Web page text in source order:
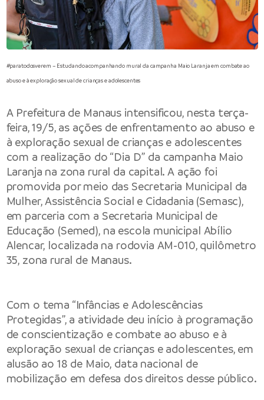
#paratodosverem – Estudando acompanhando mural da campanha Maio Laranja em combate ao
abuso e à exploração sexual de crianças e adolescentes
A Prefeitura de Manaus intensificou, nesta terça-
feira, 19/5, as ações de enfrentamento ao abuso e
à exploração sexual de crianças e adolescentes
com a realização do “Dia D” da campanha Maio
Laranja na zona rural da capital. A ação foi
promovida por meio das Secretaria Municipal da
Mulher, Assistência Social e Cidadania (Semasc),
em parceria com a Secretaria Municipal de
Educação (Semed), na escola municipal Abílio
Alencar, localizada na rodovia AM-010, quilômetro
35, zona rural de Manaus.
Com o tema “Infâncias e Adolescências
Protegidas”, a atividade deu início à programação
de conscientização e combate ao abuso e à
exploração sexual de crianças e adolescentes, em
alusão ao 18 de Maio, data nacional de
mobilização em defesa dos direitos desse público.